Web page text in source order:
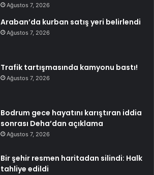
Ağustos 7, 2026
Araban’da kurban satış yeri belirlendi
Ağustos 7, 2026
Trafik tartışmasında kamyonu bastı!
Ağustos 7, 2026
Bodrum gece hayatını karıştıran iddia
sonrası Deha’dan açıklama
Ağustos 7, 2026
Bir şehir resmen haritadan silindi: Halk
tahliye edildi